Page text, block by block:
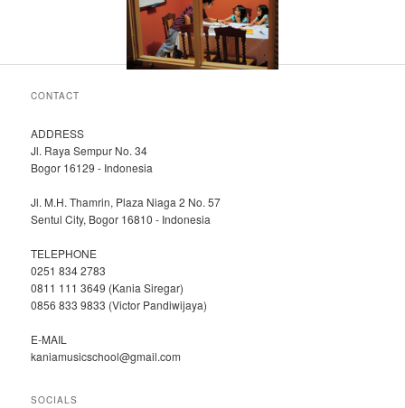
CONTACT
ADDRESS
Jl. Raya Sempur No. 34
Bogor 16129 - Indonesia
Jl. M.H. Thamrin, Plaza Niaga 2 No. 57
Sentul City, Bogor 16810 - Indonesia
TELEPHONE
0251 834 2783
0811 111 3649 (Kania Siregar)
0856 833 9833 (Victor Pandiwijaya)
E-MAIL
kaniamusicschool@gmail.com
SOCIALS